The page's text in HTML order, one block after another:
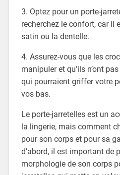
3. Optez pour un porte-
recherchez le confort, car il
satin ou la dentelle.
4. Assurez-vous que les
manipuler et qu’ils n’ont
qui pourraient griffer votre
vos bas.
Le porte-jarretelles est un
la lingerie, mais comment
pour son corps et pour sa
d’abord, il est important de
morphologie de son corps